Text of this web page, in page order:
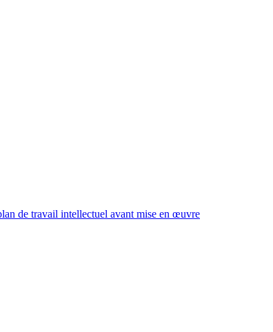
de travail intellectuel avant mise en œuvre